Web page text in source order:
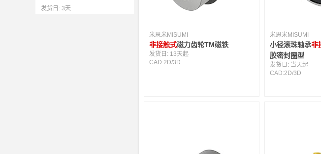
发货日: 3天
米思米MISUMI
非接触式磁力齿轮TM磁铁
发货日: 13天起
CAD:2D/3D
米思米MISUMI
小径滚珠轴承非
胶密封圈型
发货日: 当天起
CAD:2D/3D